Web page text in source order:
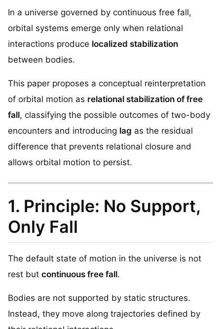
In a universe governed by continuous free fall,
orbital systems emerge only when relational
interactions produce localized stabilization
between bodies.
This paper proposes a conceptual reinterpretation
of orbital motion as relational stabilization of free
fall, classifying the possible outcomes of two-body
encounters and introducing lag as the residual
difference that prevents relational closure and
allows orbital motion to persist.
1. Principle: No Support,
Only Fall
The default state of motion in the universe is not
rest but continuous free fall.
Bodies are not supported by static structures.
Instead, they move along trajectories defined by